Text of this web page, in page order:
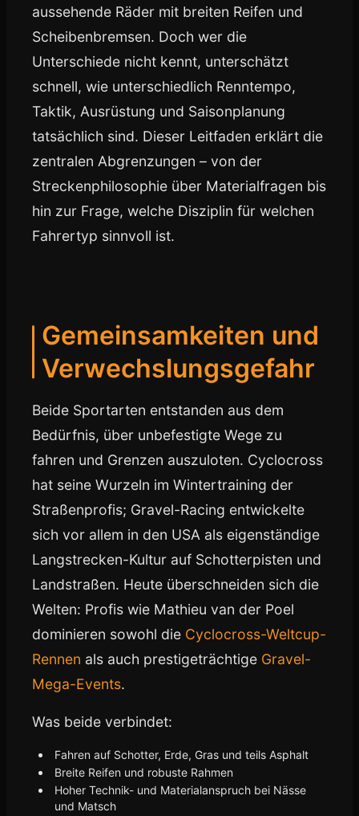
aussehende Räder mit breiten Reifen und
Scheibenbremsen. Doch wer die
Unterschiede nicht kennt, unterschätzt
schnell, wie unterschiedlich Renntempo,
Taktik, Ausrüstung und Saisonplanung
tatsächlich sind. Dieser Leitfaden erklärt die
zentralen Abgrenzungen – von der
Streckenphilosophie über Materialfragen bis
hin zur Frage, welche Disziplin für welchen
Fahrertyp sinnvoll ist.
Gemeinsamkeiten und
Verwechslungsgefahr
Beide Sportarten entstanden aus dem
Bedürfnis, über unbefestigte Wege zu
fahren und Grenzen auszuloten. Cyclocross
hat seine Wurzeln im Wintertraining der
Straßenprofis; Gravel-Racing entwickelte
sich vor allem in den USA als eigenständige
Langstrecken-Kultur auf Schotterpisten und
Landstraßen. Heute überschneiden sich die
Welten: Profis wie Mathieu van der Poel
dominieren sowohl die Cyclocross-Weltcup-
Rennen als auch prestigeträchtige Gravel-
Mega-Events.
Was beide verbindet:
Fahren auf Schotter, Erde, Gras und teils Asphalt
Breite Reifen und robuste Rahmen
Hoher Technik- und Materialanspruch bei Nässe
und Matsch